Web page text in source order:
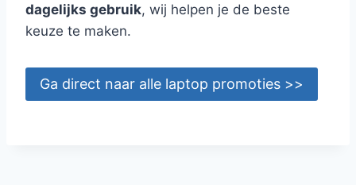
dagelijks gebruik, wij helpen je de beste
keuze te maken.
Ga direct naar alle laptop promoties >>